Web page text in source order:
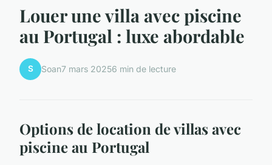
Louer une villa avec piscine
au Portugal : luxe abordable
S Soan7 mars 20256 min de lecture
Options de location de villas avec
piscine au Portugal